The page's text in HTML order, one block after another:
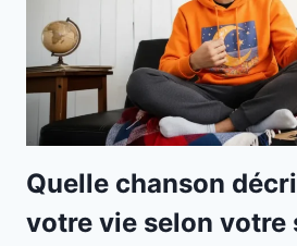
Quelle chanson
votre vie selon votre